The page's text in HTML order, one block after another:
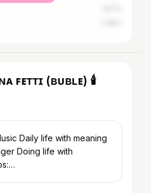
ꜰᴇᴛᴛɪ (ʙᴜʙʟᴇ) 🕯️
Daily life with meaning
Doing life with